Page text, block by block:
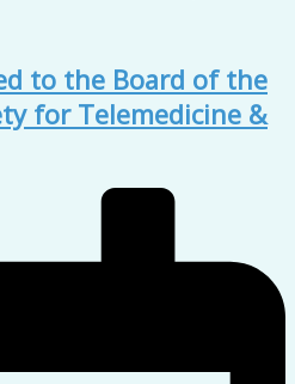
to the Board of the
for Telemedicine &